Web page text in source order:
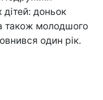
дітей: доньок
також молодшого
один рік.